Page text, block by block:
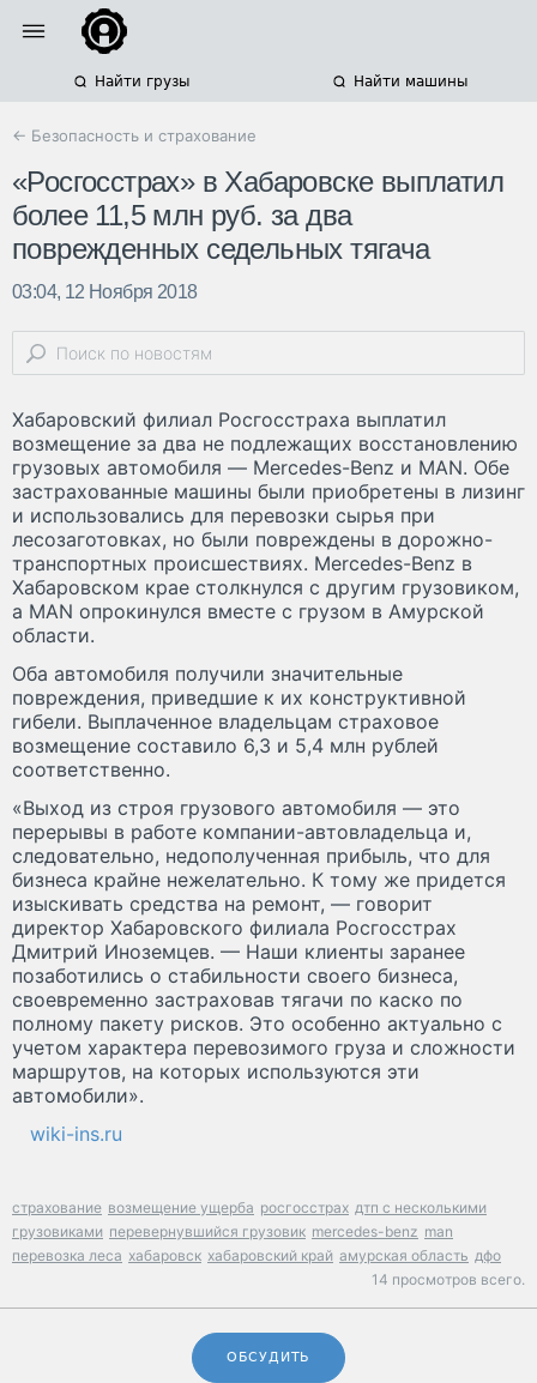
Найти грузы Найти машины
← Безопасность и страхование
«Росгосстрах» в Хабаровске выплатил
более 11,5 млн руб. за два
поврежденных седельных тягача
03:04, 12 Ноября 2018
Хабаровский филиал Росгосстраха выплатил
возмещение за два не подлежащих восстановлению
грузовых автомобиля — Mercedes-Benz и MAN. Обе
застрахованные машины были приобретены в лизинг
и использовались для перевозки сырья при
лесозаготовках, но были повреждены в дорожно-
транспортных происшествиях. Mercedes-Benz в
Хабаровском крае столкнулся с другим грузовиком,
а MAN опрокинулся вместе с грузом в Амурской
области.
Оба автомобиля получили значительные
повреждения, приведшие к их конструктивной
гибели. Выплаченное владельцам страховое
возмещение составило 6,3 и 5,4 млн рублей
соответственно.
«Выход из строя грузового автомобиля — это
перерывы в работе компании-автовладельца и,
следовательно, недополученная прибыль, что для
бизнеса крайне нежелательно. К тому же придется
изыскивать средства на ремонт, — говорит
директор Хабаровского филиала Росгосстрах
Дмитрий Иноземцев. — Наши клиенты заранее
позаботились о стабильности своего бизнеса,
своевременно застраховав тягачи по каско по
полному пакету рисков. Это особенно актуально с
учетом характера перевозимого груза и сложности
маршрутов, на которых используются эти
автомобили».
wiki-ins.ru
страхование возмещение ущерба росгосстрах дтп с несколькими
грузовиками перевернувшийся грузовик mercedes-benz man
перевозка леса хабаровск хабаровский край амурская область дфо
14 просмотров всего.
ОБСУДИТЬ